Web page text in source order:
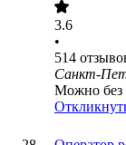
3.6
•
514
Санкт-
Можно без